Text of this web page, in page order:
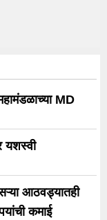
MD
यशस्वी
आठवड्यातही
कमाई